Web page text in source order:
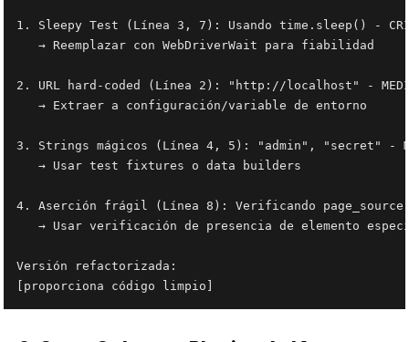
1. Sleepy Test (Línea 3, 7): Usando time.sleep() -
   → Reemplazar con WebDriverWait para fiabilidad
2. URL hard-coded (Línea 2): "http://localhost" -
   → Extraer a configuración/variable de entorno
3. Strings mágicos (Línea 4, 5): "admin", "secret" -
   → Usar test fixtures o data builders
4. Aserción frágil (Línea 8): Verificando page_source
→ Usar verificación de presencia de elemento
Versión refactorizada: